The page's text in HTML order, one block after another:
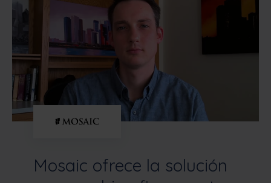
Mosaic ofrece la solución